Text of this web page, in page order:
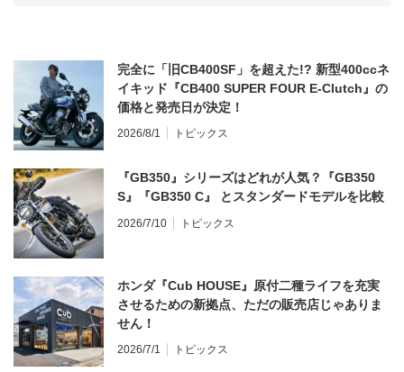
完全に「旧CB400SF」を超えた!? 新型400ccネ
イキッド『CB400 SUPER FOUR E-Clutch』の
価格と発売日が決定！
2026/8/1 トピックス
『GB350』シリーズはどれが人気？『GB350
S』『GB350 C』 とスタンダードモデルを比較
2026/7/10 トピックス
ホンダ『Cub HOUSE』原付二種ライフを充実
させるための新拠点、ただの販売店じゃありま
せん！
2026/7/1 トピックス